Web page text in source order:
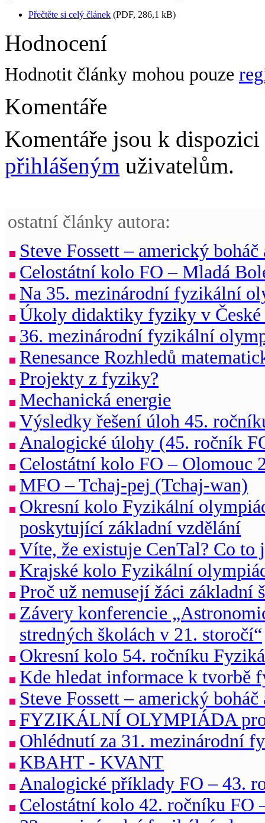
Přečtěte si celý článek (PDF, 286,1 kB)
Hodnocení
Hodnotit články mohou pouze
Komentáře
Komentáře jsou k
přihlášeným uživatelům.
ostatní články autora:
Steve Fossett – americký
Celostátní kolo FO – Mladá
Na 35. mezinárodní fyzikální
Úkoly didaktiky fyziky v České
36. mezinárodní fyzikální
Renesance Rozhledů
Projekty z fyziky?
Mechanická energie
Výsledky řešení úloh 45.
Analogické úlohy (45. ročník
Celostátní kolo FO – Olomouc
MFO – Tchaj-pej (Tchaj-wan)
Okresní kolo Fyzikální
poskytující základní vzdělání
Víte, že existuje CenTal? Co to
Krajské kolo Fyzikální
Proč už nemusejí žáci základní
Závery konferencie
stredných školách v 21. storočí“
Okresní kolo 54. ročníku
Kde hledat informace k tvorbě
Steve Fossett – americký
FYZIKÁLNÍ OLYMPIÁDA pro
Ohlédnutí za 31. mezinárodní
KBAHT - KVANT
Analogické příklady FO – 43.
Celostátní kolo 42. ročníku FO